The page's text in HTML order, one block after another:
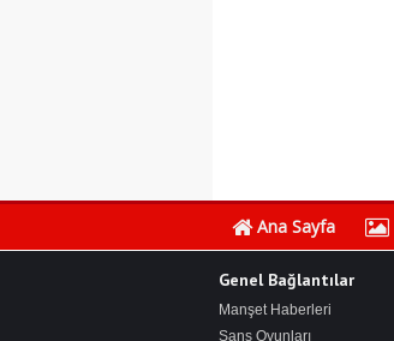
Ana Sayfa
Genel Bağlantılar
Manşet Haberleri
Şans Oyunları